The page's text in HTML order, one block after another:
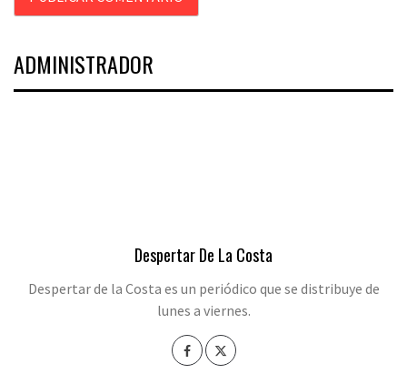
ADMINISTRADOR
Despertar De La Costa
Despertar de la Costa es un periódico que se distribuye de
lunes a viernes.